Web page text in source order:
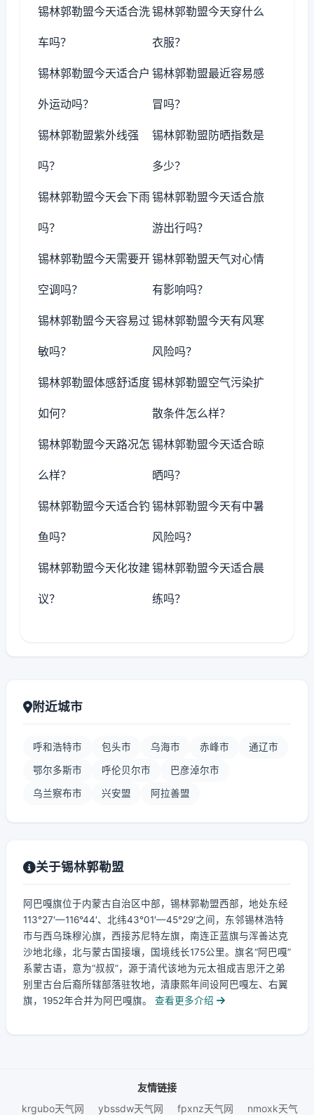
锡林郭勒盟今天适合洗
车吗？
锡林郭勒盟今天穿什么
衣服？
锡林郭勒盟今天适合户
外运动吗？
锡林郭勒盟最近容易感
冒吗？
锡林郭勒盟紫外线强
吗？
锡林郭勒盟防晒指数是
多少？
锡林郭勒盟今天会下雨
吗？
锡林郭勒盟今天适合旅
游出行吗？
锡林郭勒盟今天需要开
空调吗？
锡林郭勒盟天气对心情
有影响吗？
锡林郭勒盟今天容易过
敏吗？
锡林郭勒盟今天有风寒
风险吗？
锡林郭勒盟体感舒适度
如何？
锡林郭勒盟空气污染扩
散条件怎么样？
锡林郭勒盟今天路况怎
么样？
锡林郭勒盟今天适合晾
晒吗？
锡林郭勒盟今天适合钓
鱼吗？
锡林郭勒盟今天有中暑
风险吗？
锡林郭勒盟今天化妆建
议？
锡林郭勒盟今天适合晨
练吗？
附近城市
呼和浩特市 包头市 乌海市 赤峰市 通辽市
鄂尔多斯市 呼伦贝尔市 巴彦淖尔市
乌兰察布市 兴安盟 阿拉善盟
关于锡林郭勒盟
阿巴嘎旗位于内蒙古自治区中部，锡林郭勒盟西部，地处东经
113°27′—116°44′、北纬43°01′—45°29′之间，东邻锡林浩特
市与西乌珠穆沁旗，西接苏尼特左旗，南连正蓝旗与浑善达克
沙地北缘，北与蒙古国接壤，国境线长175公里。旗名“阿巴嘎”
系蒙古语，意为“叔叔”，源于清代该地为元太祖成吉思汗之弟
别里古台后裔所辖部落驻牧地，清康熙年间设阿巴嘎左、右翼
旗，1952年合并为阿巴嘎旗。
查看更多介绍
友情链接
krgubo天气网
ybssdw天气网 fpxnz天气网 nmoxk天气